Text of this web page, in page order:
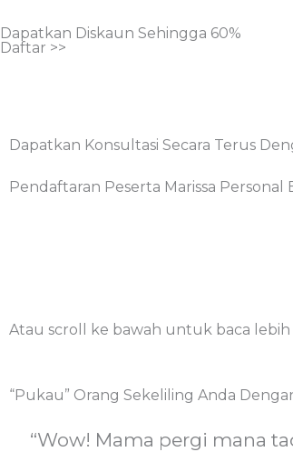
Dapatkan Diskaun Sehingga 60%
Daftar >>
Dapatkan Konsultasi Secara Terus
Pendaftaran Peserta Marissa Personal
Atau scroll ke bawah untuk baca lebih
“Pukau” Orang Sekeliling Anda
“Wow! Mama pergi mana